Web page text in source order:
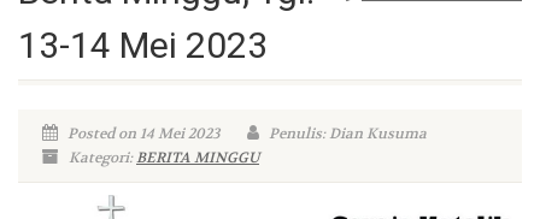
13-14 Mei 2023
Posted on 14 Mei 2023
Penulis: Dian Kusuma
Kategori:BERITA MINGGU